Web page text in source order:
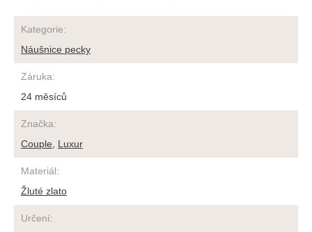
Kategorie:
Náušnice pecky
Záruka:
24 měsíců
Značka:
Couple
Luxur
Materiál:
Žluté zlato
Určení: